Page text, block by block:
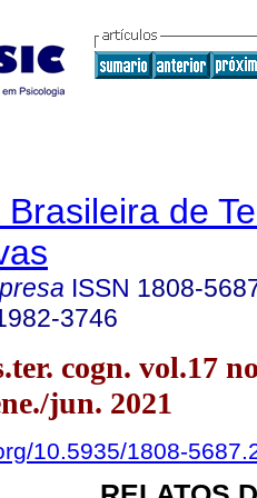
Brasileira de
ISSN 1808-
3746
cogn. vol.17
jun. 2021
10.5935/1808-